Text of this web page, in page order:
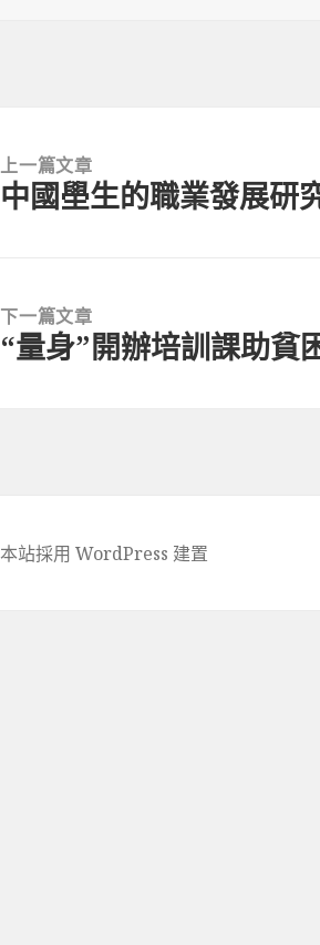
上一篇文章
上
章:
中國壆生的職業發展研
下一篇文章
下
“量身”開辦培訓課助貧
本站採用 WordPress 建置